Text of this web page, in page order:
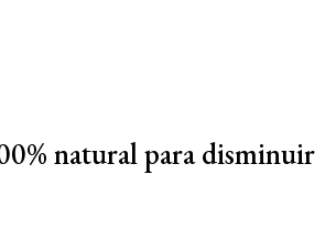
natural para disminuir